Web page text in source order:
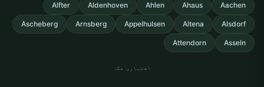
Aachen
Ahaus
Ahlen
Aldenhoven
Alfter
Alsdorf
Altena
Appelhulsen
Arnsberg
Ascheberg
Asseln
Attendorn
اشتہاری جگہ